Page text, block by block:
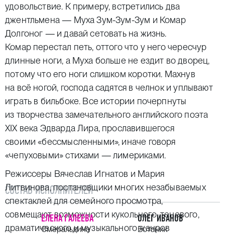
удовольствие. К примеру, встретились два
джентльмена — Муха Зум-Зум-Зум и Комар
Долгоног — и давай сетовать на жизнь.
Комар перестал петь, оттого что у него чересчур
длинные ноги, а Муха больше не ездит во дворец,
потому что его ноги слишком коротки. Махнув
на всё ногой, господа садятся в челнок и уплывают
играть в бильбоке. Все истории почерпнуты
из творчества замечательного английского поэта
XIX века Эдварда Лира, прославившегося
своими «бессмысленными», иначе говоря
«чепуховыми» стихами — лимериками.
Режиссеры Вячеслав Игнатов и Мария
Литвинова, постановщики многих незабываемых
спектаклей для семейного просмотра,
совмещают возможности кукольного, теневого,
драматического и музыкального жанров
СОСТАВ ИСПОЛНИТЕЛЕЙ
ЕЛЕНА ГАЛЕЕВА
Смеральдина
ОЛЕГ ИВАНОВ
Ботаник